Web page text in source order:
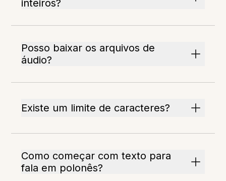
inteiros?
Posso baixar os arquivos de
áudio?
Existe um limite de caracteres?
Como começar com texto para
fala em polonês?